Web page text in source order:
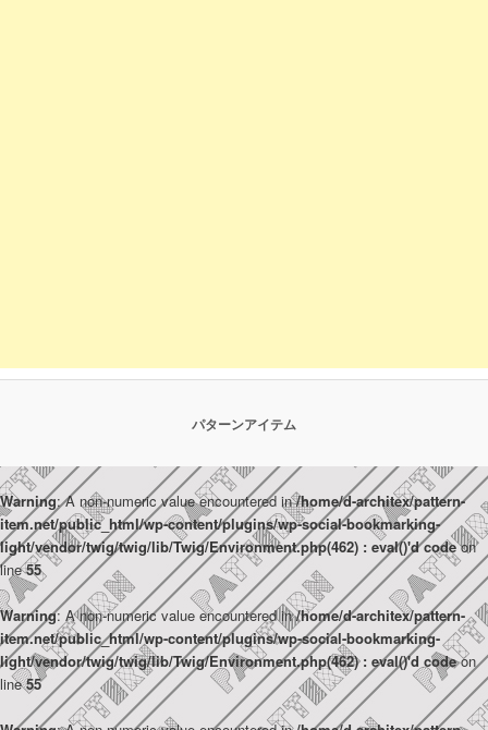
パターンアイテム
Warning: A non-numeric value encountered in/home/d-architex/pattern-
item.net/public_html/wp-content/plugins/wp-social-bookmarking-
light/vendor/twig/twig/lib/Twig/Environment.php(462) : eval()'d codeon
line55
Warning: A non-numeric value encountered in/home/d-architex/pattern-
item.net/public_html/wp-content/plugins/wp-social-bookmarking-
light/vendor/twig/twig/lib/Twig/Environment.php(462) : eval()'d codeon
line55